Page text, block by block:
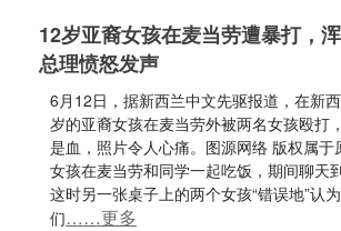
12岁亚裔女孩在麦当劳遭暴打，
总理愤怒发声
6月12日，据新西兰中文先驱报道，在新
岁的亚裔女孩在麦当劳外被两名女孩殴打
是血，照片令人心痛。图源网络 版权属于
女孩在麦当劳和同学一起吃饭，期间聊天
这时另一张桌子上的两个女孩“错误地”认
们……更多